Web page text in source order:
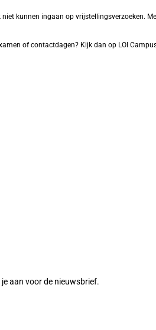
kunnen ingaan op vrijstellingsverzoeken.
of contactdagen? Kijk dan op LOI
aan voor de nieuwsbrief.